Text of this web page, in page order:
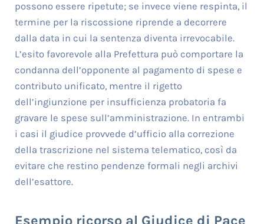
possono essere ripetute; se invece viene respinta, il
termine per la riscossione riprende a decorrere
dalla data in cui la sentenza diventa irrevocabile.
L’esito favorevole alla Prefettura può comportare la
condanna dell’opponente al pagamento di spese e
contributo unificato, mentre il rigetto
dell’ingiunzione per insufficienza probatoria fa
gravare le spese sull’amministrazione. In entrambi
i casi il giudice provvede d’ufficio alla correzione
della trascrizione nel sistema telematico, così da
evitare che restino pendenze formali negli archivi
dell’esattore.
Esempio ricorso al Giudice di Pace